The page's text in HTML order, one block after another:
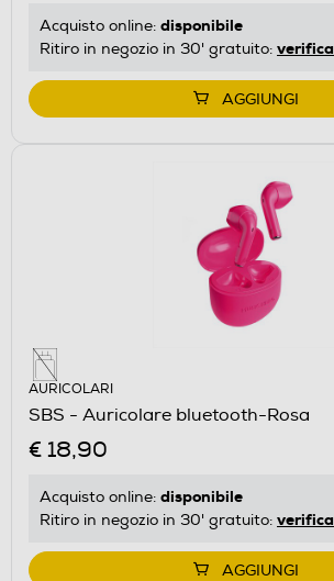
Acquisto online: disponibile
Ritiro in negozio in 30' gratuito: verifica
AGGIUNGI
AURICOLARI
SBS - Auricolare bluetooth-Rosa
€ 18,90
Acquisto online: disponibile
Ritiro in negozio in 30' gratuito: verifica
AGGIUNGI